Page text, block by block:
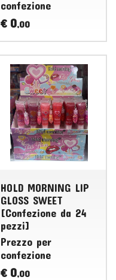
confezione
€ 0,00
HOLD MORNING LIP
GLOSS SWEET
[Confezione da 24
pezzi]
Prezzo per
confezione
€ 0,00